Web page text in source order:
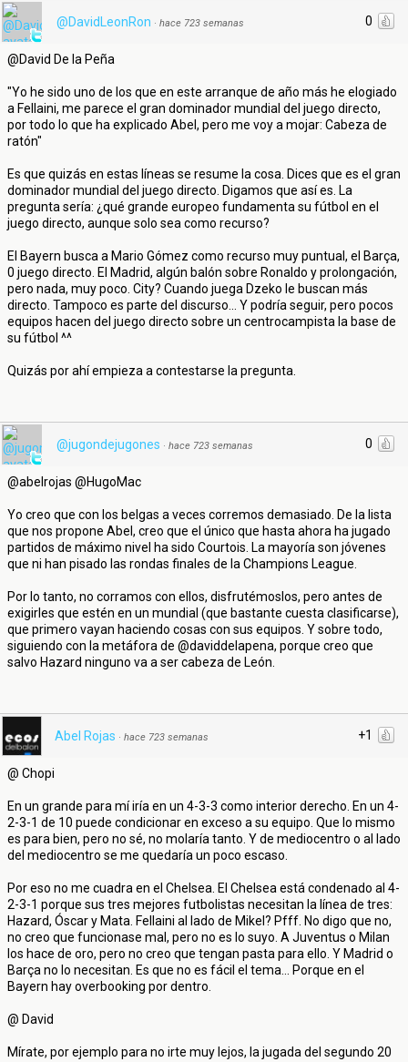
0
@DavidLeonRon · hace 723 semanas
@David De la Peña
"Yo he sido uno de los que en este arranque de año más he elogiado
a Fellaini, me parece el gran dominador mundial del juego directo,
por todo lo que ha explicado Abel, pero me voy a mojar: Cabeza de
ratón"
Es que quizás en estas líneas se resume la cosa. Dices que es el gran
dominador mundial del juego directo. Digamos que así es. La
pregunta sería: ¿qué grande europeo fundamenta su fútbol en el
juego directo, aunque solo sea como recurso?
El Bayern busca a Mario Gómez como recurso muy puntual, el Barça,
0 juego directo. El Madrid, algún balón sobre Ronaldo y prolongación,
pero nada, muy poco. City? Cuando juega Dzeko le buscan más
directo. Tampoco es parte del discurso... Y podría seguir, pero pocos
equipos hacen del juego directo sobre un centrocampista la base de
su fútbol ^^
Quizás por ahí empieza a contestarse la pregunta.
0
@jugondejugones · hace 723 semanas
@abelrojas @HugoMac
Yo creo que con los belgas a veces corremos demasiado. De la lista
que nos propone Abel, creo que el único que hasta ahora ha jugado
partidos de máximo nivel ha sido Courtois. La mayoría son jóvenes
que ni han pisado las rondas finales de la Champions League.
Por lo tanto, no corramos con ellos, disfrutémoslos, pero antes de
exigirles que estén en un mundial (que bastante cuesta clasificarse),
que primero vayan haciendo cosas con sus equipos. Y sobre todo,
siguiendo con la metáfora de @daviddelapena, porque creo que
salvo Hazard ninguno va a ser cabeza de León.
+1
Abel Rojas · hace 723 semanas
@ Chopi
En un grande para mí iría en un 4-3-3 como interior derecho. En un 4-
2-3-1 de 10 puede condicionar en exceso a su equipo. Que lo mismo
es para bien, pero no sé, no molaría tanto. Y de mediocentro o al lado
del mediocentro se me quedaría un poco escaso.
Por eso no me cuadra en el Chelsea. El Chelsea está condenado al 4-
2-3-1 porque sus tres mejores futbolistas necesitan la línea de tres:
Hazard, Óscar y Mata. Fellaini al lado de Mikel? Pfff. No digo que no,
no creo que funcionase mal, pero no es lo suyo. A Juventus o Milan
los hace de oro, pero no creo que tengan pasta para ello. Y Madrid o
Barça no lo necesitan. Es que no es fácil el tema... Porque en el
Bayern hay overbooking por dentro.
@ David
Mírate, por ejemplo para no irte muy lejos, la jugada del segundo 20